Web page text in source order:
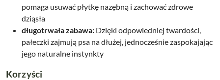
pomaga usuwać płytkę nazębną i zachować zdrowe
dziąsła
długotrwała zabawa: Dzięki odpowiedniej twardości,
pałeczki zajmują psa na dłużej, jednocześnie zaspokajając
jego naturalne instynkty
Korzyści